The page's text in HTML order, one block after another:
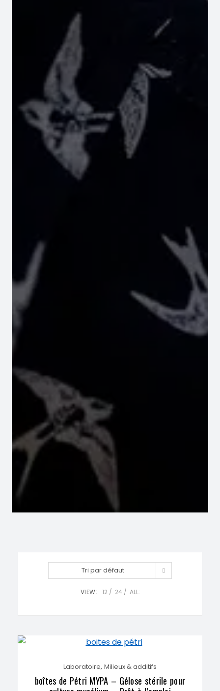
Tri par défaut
VIEW: 12 24 ALL:
Laboratoire, Milieux & additifs
boîtes de Pétri MYPA – Gélose stérile pour